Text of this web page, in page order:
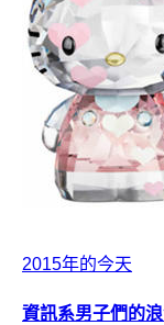
2015年的今天
資訊系男子們的